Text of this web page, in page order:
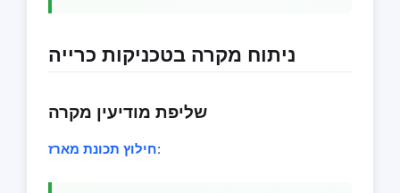
ניתוח מקרה בטכניקות כרייה
שליפת מודיעין מקרה
חילוץ תכונת מארז: